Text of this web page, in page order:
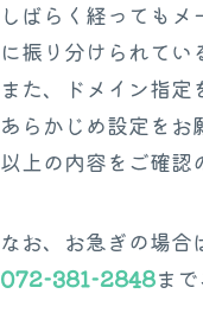
しばらく経っても
に振り分けられてい
また、ドメイン指定
あらかじめ設定をお
以上の内容をご確認
なお、お急ぎの場合
072-381-2848ま